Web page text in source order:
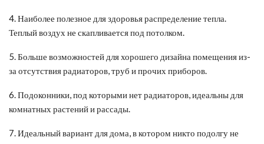
4. Наиболее полезное для здоровья распределение тепла.
Теплый воздух не скапливается под потолком.
5. Больше возможностей для хорошего дизайна помещения из-
за отсутствия радиаторов, труб и прочих приборов.
6. Подоконники, под которыми нет радиаторов, идеальны для
комнатных растений и рассады.
7. Идеальный вариант для дома, в котором никто подолгу не